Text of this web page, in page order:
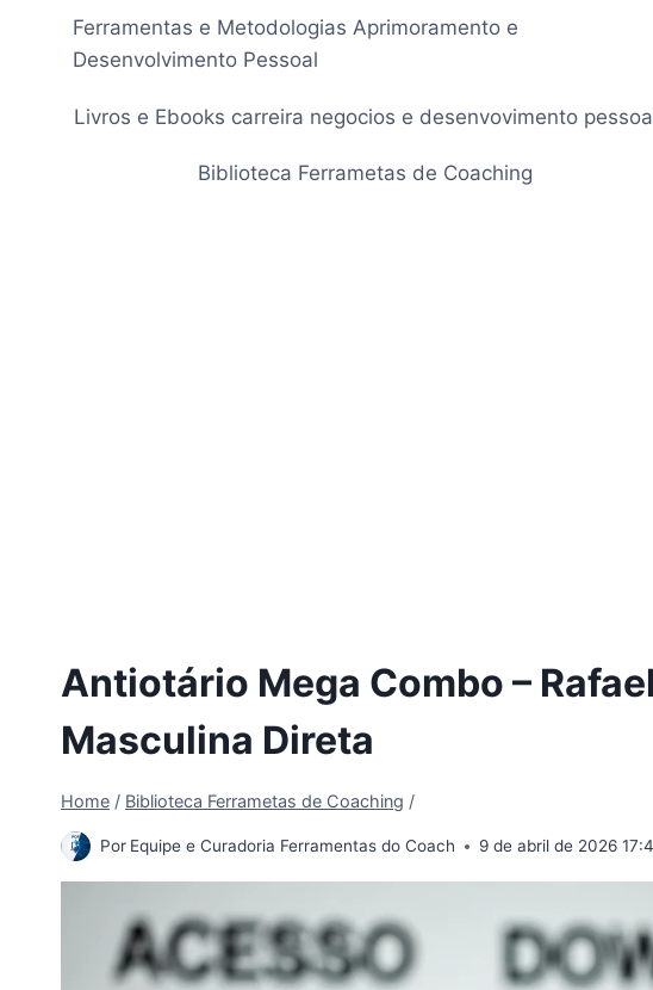
Conteúdo
Ferramentas e Metodologias Aprimoramento e
Desenvolvimento Pessoal
Livros e Ebooks carreira negocios e desenvovimento
Biblioteca Ferrametas de Coaching
Antiotário Mega Combo –
Masculina Direta
Home / Biblioteca Ferrametas de Coaching /
Por Equipe e Curadoria Ferramentas do Coach 9 de abril de 2026